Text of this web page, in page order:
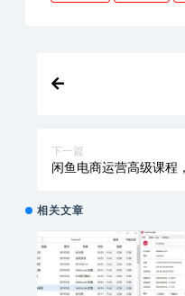
下一篇
闲鱼电商运营高级课程
相关文章